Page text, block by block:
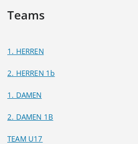
Teams
1. HERREN
2. HERREN 1b
1. DAMEN
2. DAMEN 1B
TEAM U17